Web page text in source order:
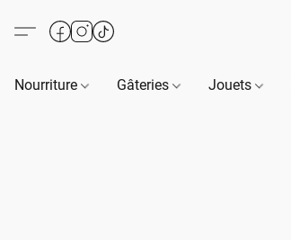
Nourriture Gâteries Jouets